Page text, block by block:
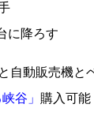
に降ろす
自動販売機と
谷」 購入可能